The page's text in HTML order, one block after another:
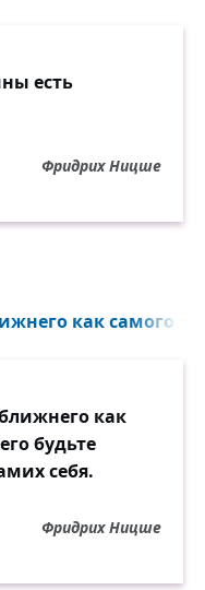
есть
Фридрих Ницше
как самого
как
будьте
себя.
Фридрих Ницше